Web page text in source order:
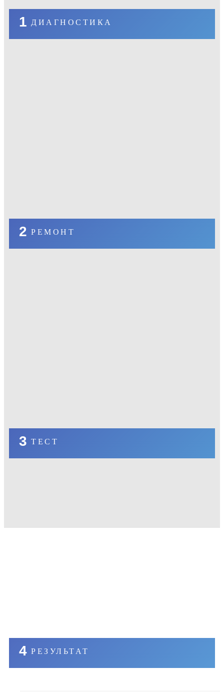
1 ДИАГНОСТИКА
2 РЕМОНТ
3 ТЕСТ
4 РЕЗУЛЬТАТ